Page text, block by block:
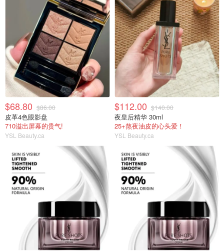
$68.80 $86.00
皮革4色眼影盘
710溢出屏幕的贵气!
YSL Beauty.ca
$112.00 $140.00
夜皇后精华 30ml
25+熬夜油皮的心头爱！
YSL Beauty.ca